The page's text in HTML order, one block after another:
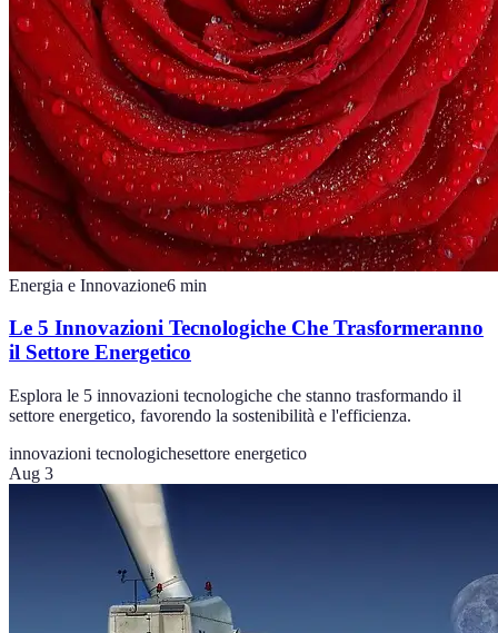
Energia e Innovazione6 min
Le 5 Innovazioni Tecnologiche Che Trasformeranno
il Settore Energetico
Esplora le 5 innovazioni tecnologiche che stanno trasformando il
settore energetico, favorendo la sostenibilità e l'efficienza.
innovazioni tecnologichesettore energetico
Aug 3